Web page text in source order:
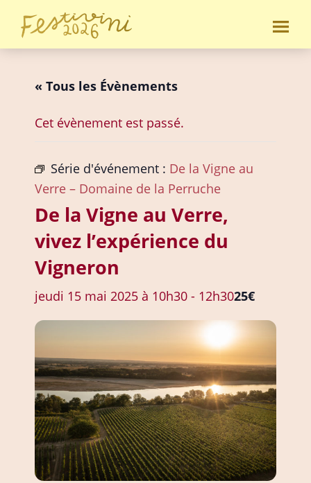
contenu
piedFestivini
« Tous les Évènements
Cet évènement est passé.
Série d'événement : De la Vigne au
Verre – Domaine de la Perruche
De la Vigne au Verre,
vivez l’expérience du
Vigneron
jeudi 15 mai 2025 à 10h30 - 12h3025€